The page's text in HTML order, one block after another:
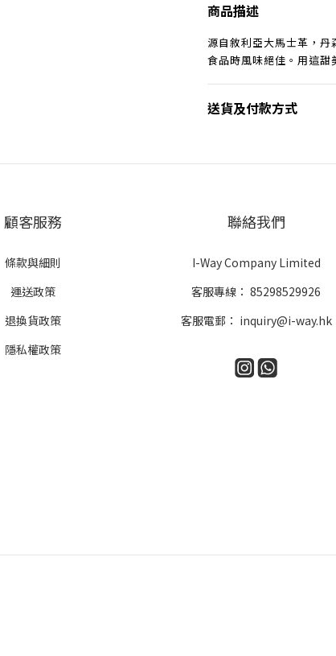
商品描述
源自敘利亞大馬士革，
食品時風味絕佳。用這甜
送貨及付款方式
顧客服務
條款與細則
運送政策
退換貨政策
隱私權政策
聯絡我們
I-Way Company Limited
客服專線：85298529926
客服電郵： inquiry@i-way.hk